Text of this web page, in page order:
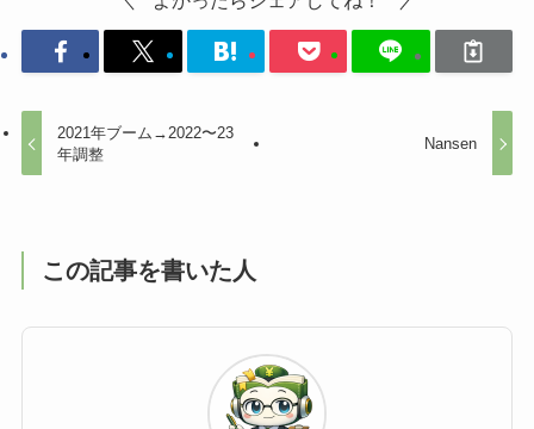
2021年ブーム→2022〜23
年調整
Nansen
この記事を書いた人